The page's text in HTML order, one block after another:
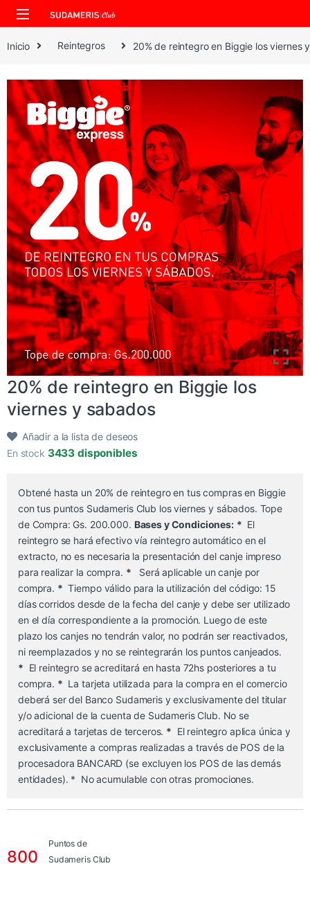
Skip to navigation
Skip to content
Inicio Reintegros 20% de reintegro en Biggie los viernes
20% de reintegro en Biggie los
viernes y sabados
Añadir a la lista de deseos
En stock 3433 disponibles
Obtené hasta un 20% de reintegro en tus compras en Biggie
con tus puntos Sudameris Club los viernes y sábados. Tope
de Compra: Gs. 200.000. Bases y Condiciones: * El
reintegro se hará efectivo vía reintegro automático en el
extracto, no es necesaria la presentación del canje impreso
para realizar la compra. * Será aplicable un canje por
compra. * Tiempo válido para la utilización del código: 15
días corridos desde de la fecha del canje y debe ser utilizado
en el día correspondiente a la promoción. Luego de este
plazo los canjes no tendrán valor, no podrán ser reactivados,
ni reemplazados y no se reintegrarán los puntos canjeados.
* El reintegro se acreditará en hasta 72hs posteriores a tu
compra. * La tarjeta utilizada para la compra en el comercio
deberá ser del Banco Sudameris y exclusivamente del titular
y/o adicional de la cuenta de Sudameris Club. No se
acreditará a tarjetas de terceros. * El reintegro aplica única y
exclusivamente a compras realizadas a través de POS de la
procesadora BANCARD (se excluyen los POS de las demás
entidades). * No acumulable con otras promociones.
800
Puntos de
Sudameris Club